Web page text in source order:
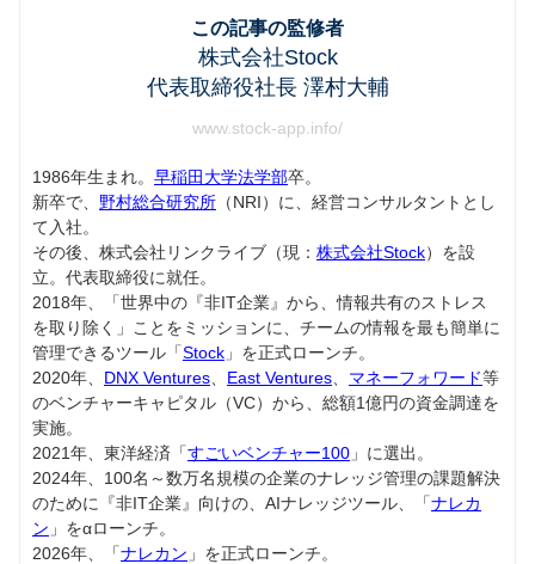
この記事の監修者
株式会社Stock
代表取締役社長 澤村大輔
www.stock-app.info/
1986年生まれ。 早稲田大学法学部卒。
新卒で、 野村総合研究所 （NRI）に、経営コンサルタントとし
て入社。
その後、株式会社リンクライブ（現： 株式会社Stock）を設
立。代表取締役に就任。
2018年、「世界中の『非IT企業』から、情報共有のストレス
を取り除く」ことをミッションに、チームの情報を最も簡単に
管理できるツール「Stock 」を正式ローンチ。
2020年、 DNX Ventures East Ventures マネーフォワード等
のベンチャーキャピタル（VC）から、総額1億円の資金調達を
実施。
2021年、東洋経済「すごいベンチャー100 」に選出。
2024年、100名～数万名規模の企業のナレッジ管理の課題解決
のために『非IT企業』向けの、AIナレッジツール、「ナレカ
ン 」をαローンチ。
2026年、「ナレカン 」を正式ローンチ。